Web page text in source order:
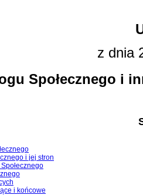
z dnia
Społecznego i
i jej stron
i końcowe